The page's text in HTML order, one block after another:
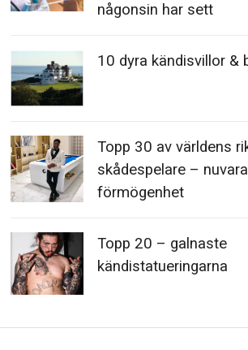
någonsin har sett
10 dyra kändisvillor &
Topp 30 av världens
skådespelare –
förmögenhet
Topp 20 – galnaste
kändistatueringarna